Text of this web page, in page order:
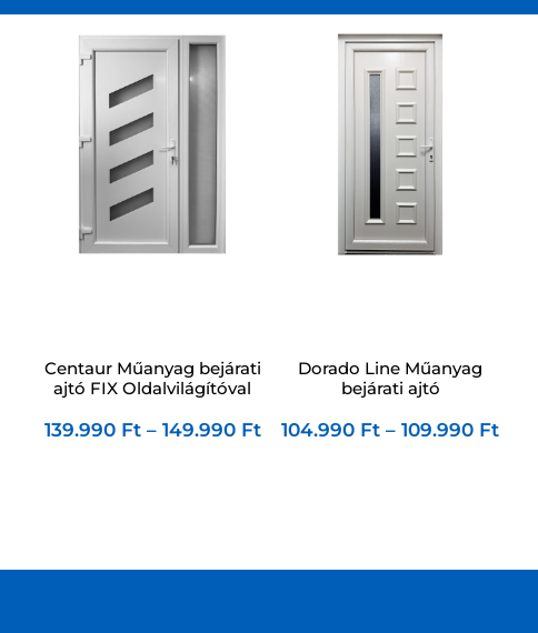
Centaur Műanyag bejárati
ajtó FIX Oldalvilágítóval
139.990 Ft – 149.990 Ft
Dorado Line Műanyag
bejárati ajtó
104.990 Ft – 109.990 Ft